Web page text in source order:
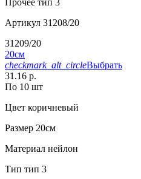
Прочее тип 3
Артикул 31208/20
31209/20
20см
checkmark_alt_circleВыбрать
31.16 р.
По 10 шт
Цвет коричневый
Размер 20см
Материал нейлон
Тип тип 3